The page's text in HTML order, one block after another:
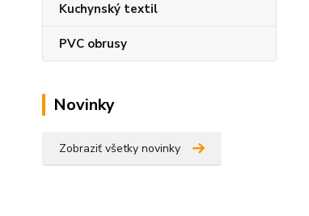
Kuchynský textil
PVC obrusy
Novinky
Zobraziť všetky novinky